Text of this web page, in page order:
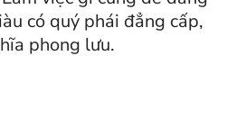
có quý phái đẳng cấp,
phong lưu.